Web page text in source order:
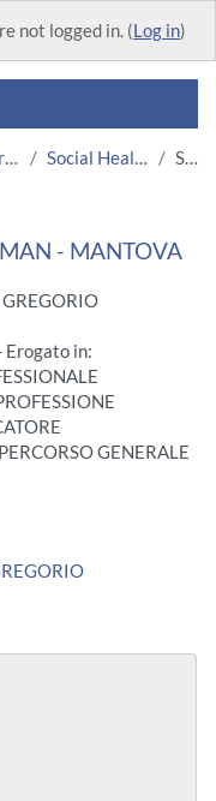
not logged in. (Log in)
Area Medica Social Healthcare Education MN Summary
- MANTOVA
Erogato in:
GENERALE